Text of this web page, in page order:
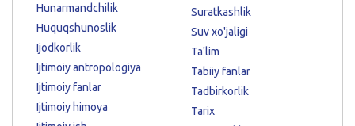
Hunarmandchilik
Huquqshunoslik
Ijodkorlik
Ijtimoiy antropologiya
Ijtimoiy fanlar
Ijtimoiy himoya
Suratkashlik
Suv xo'jaligi
Ta'lim
Tabiiy fanlar
Tadbirkorlik
Tarix